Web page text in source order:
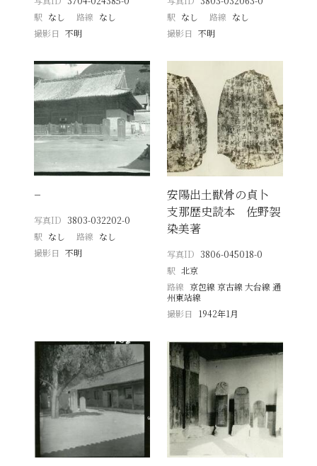
駅 なし 路線 なし
撮影日
不明
駅 なし 路線 なし
撮影日 不明
−
写真ID 3803-032202-0
駅 なし 路線 なし
撮影日
不明
安陽出土獣骨の貞卜
支那歴史読本 佐野袈
染美著
写真ID 3806-045018-0
駅 北京
路線 京包線 京古線 大台線 通
州東站線
撮影日
1942年1月